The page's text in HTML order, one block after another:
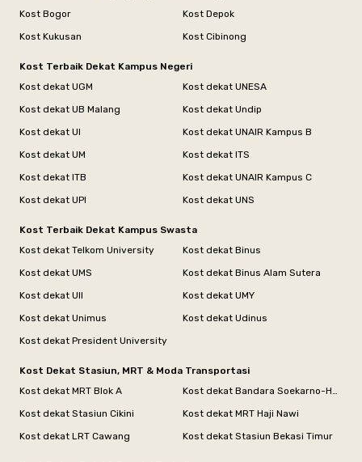
Kost Bogor
Kost Depok
Kost Kukusan
Kost Cibinong
Kost Terbaik Dekat Kampus Negeri
Kost dekat UGM
Kost dekat UNESA
Kost dekat UB Malang
Kost dekat Undip
Kost dekat UI
Kost dekat UNAIR Kampus B
Kost dekat UM
Kost dekat ITS
Kost dekat ITB
Kost dekat UNAIR Kampus C
Kost dekat UPI
Kost dekat UNS
Kost Terbaik Dekat Kampus Swasta
Kost dekat Telkom University
Kost dekat Binus
Kost dekat UMS
Kost dekat Binus Alam Sutera
Kost dekat UII
Kost dekat UMY
Kost dekat Unimus
Kost dekat Udinus
Kost dekat President University
Kost Dekat Stasiun, MRT & Moda Transportasi
Kost dekat MRT Blok A
Kost dekat Bandara Soekarno-Hatta
Kost dekat Stasiun Cikini
Kost dekat MRT Haji Nawi
Kost dekat LRT Cawang
Kost dekat Stasiun Bekasi Timur